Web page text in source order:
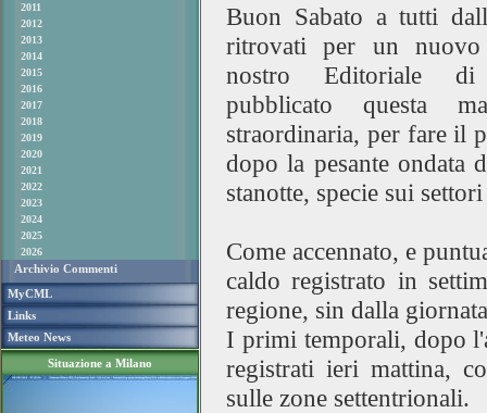
2011
2012
2013
2014
2015
2016
2017
2018
2019
2020
2021
2022
2023
2024
2025
2026
Archivio Commenti
MyCML
Links
Meteo News
Situazione a Milano
Buon Sabato a tutti
ritrovati per un nuovo
nostro Editoriale di
pubblicato questa
straordinaria, per fare il
dopo la pesante ondata
stanotte, specie sui
Come accennato, e
caldo registrato in
regione, sin dalla
I primi temporali, dopo
registrati ieri mattina,
sulle zone settentrionali.